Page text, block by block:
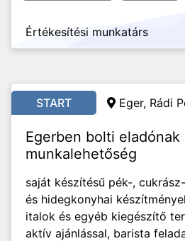
Értékesítési munkatárs
START Eger, Rádi
Egerben bolti eladónak
munkalehetőség
saját készítésű pék-,
és hidegkonyhai
italok és egyéb kiegészítő
aktív ajánlással, barista